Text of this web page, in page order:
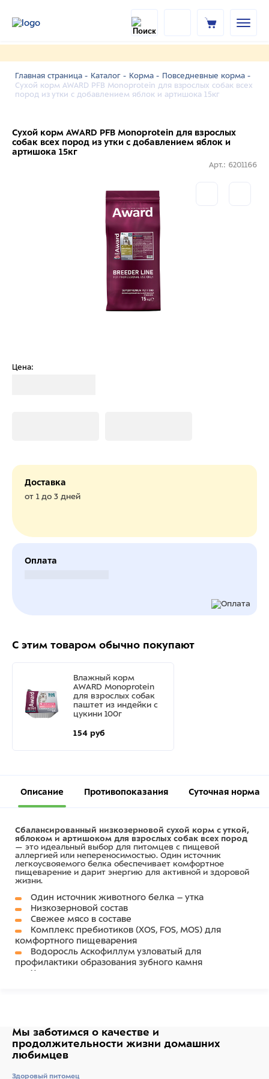
Главная страница - Каталог - Корма - Повседневные корма -
Сухой корм AWARD PFB Monoprotein для взрослых собак всех
пород из утки с добавлением яблок и артишока 15кг
Сухой корм AWARD PFB Monoprotein для взрослых
собак всех пород из утки с добавлением яблок и
артишока 15кг
Арт.: 6201166
Цена:
Доставка
от 1 до 3 дней
Оплата
С этим товаром обычно покупают
Влажный корм
AWARD Monoprotein
для взрослых собак
паштет из индейки с
цукини 100г
154 руб
Описание Противопоказания Суточная норма
Сбалансированный низкозерновой сухой корм с уткой,
яблоком и артишоком для взрослых собак всех пород
— это идеальный выбор для питомцев с пищевой
аллергией или непереносимостью. Один источник
легкоусвояемого белка обеспечивает комфортное
пищеварение и дарит энергию для активной и здоровой
жизни.
Один источник животного белка – утка
Низкозерновой состав
Свежее мясо в составе
Комплекс пребиотиков (XOS, FOS, MOS) для
комфортного пищеварения
Водоросль Аскофиллум узловатый для
профилактики образования зубного камня
Хондропротекторы для здоровья суставов
СОСТАВ:утка 41% (дегидрированное мясо утки 26%,
свежее мясо утки 15%), рис, горох, картофель, жир
животный (очищенный на 99%, свиной жир), сушеная
мякоть свеклы, гидролизованная печень, пивные
Мы заботимся о качестве и
продолжительности жизни домашних
любимцев
Здоровый питомец